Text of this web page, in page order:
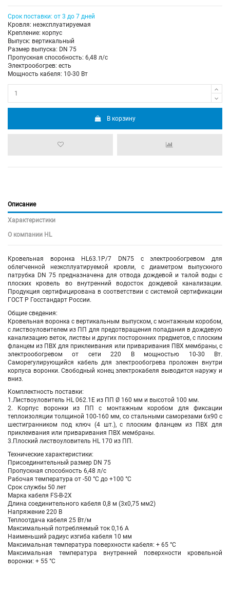
Срок поставки: от 3 до 7 дней
Кровля: неэксплуатируемая
Крепление: корпус
Выпуск: вертикальный
Размер выпуска: DN 75
Пропускная способность: 6,48 л/с
Электрообогрев: есть
Мощность кабеля: 10-30 Вт
В корзину
Описание
Характеристики
О компании HL
Кровельная воронка HL63.1P/7 DN75 с электрообогревом для
облегченной неэксплуатируемой кровли, с диаметром выпускного
патрубка DN 75 предназначена для отвода дождевой и талой воды с
плоских кровель во внутренний водосток дождевой канализации.
Продукция сертифицирована в соответствии с системой сертификации
ГОСТ Р Госстандарт России.
Общие сведения:
Кровельная воронка с вертикальным выпуском, с монтажным коробом,
с листвоуловителем из ПП для предотвращения попадания в дождевую
канализацию веток, листвы и других посторонних предметов, с плоским
фланцем из ПВХ для приклеивания или приваривания ПВХ мембраны, с
электрообогревом от сети 220 В мощностью 10-30 Вт.
Саморегулирующийся кабель для электрообогрева проложен внутри
корпуса воронки. Свободный конец электрокабеля выводится наружу и
вниз.
Комплектность поставки:
1.Листвоуловитель HL 062.1E из ПП Ø 160 мм и высотой 100 мм.
2. Корпус воронки из ПП с монтажным коробом для фиксации
теплоизоляции толщиной 100-160 мм, со стальными саморезами 6х90 с
шестигранником под ключ (4 шт.), с плоским фланцем из ПВХ для
приклеивания или приваривания ПВХ мембраны.
3.Плоский листвоуловитель HL 170 из ПП.
Технические характеристики:
Присоединительный размер DN 75
Пропускная способность 6,48 л/с
Рабочая температура от -50 °С до +100 °С
Срок службы 50 лет
Марка кабеля FS-B-2X
Длина соединительного кабеля 0,8 м (3х0,75 мм2)
Напряжение 220 В
Теплоотдача кабеля 25 Вт/м
Максимальный потребляемый ток 0,16 А
Наименьший радиус изгиба кабеля 10 мм
Максимальная температура поверхности кабеля: + 65 °С
Максимальная температура внутренней поверхности кровельной
воронки: + 55 °С